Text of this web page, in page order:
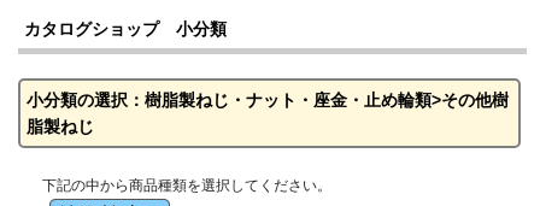
カタログショップ 小分類
小分類の選択：樹脂製ねじ・ナット・座金・止め輪類>その他樹
脂製ねじ
下記の中から商品種類を選択してください。